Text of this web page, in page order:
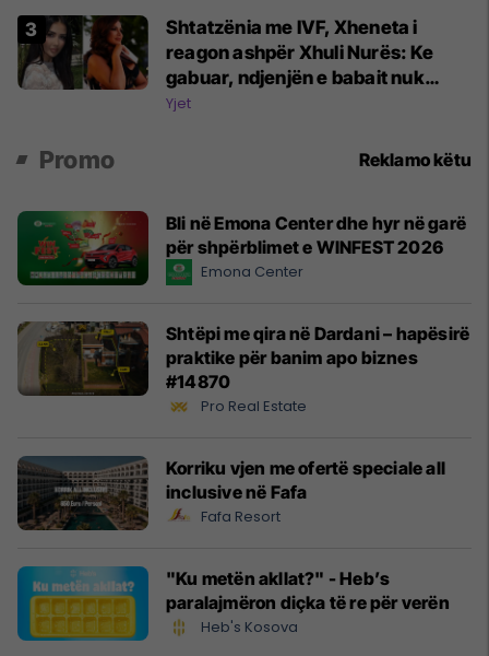
Shtatzënia me IVF, Xheneta i
reagon ashpër Xhuli Nurës: Ke
gabuar, ndjenjën e babait nuk
mund t'ia plotësosh kurrë
Yjet
Promo Reklamo këtu
Bli në Emona Center dhe hyr në garë
për shpërblimet e WINFEST 2026
Emona Center
Shtëpi me qira në Dardani – hapësirë
praktike për banim apo biznes
#14870
Pro Real Estate
Korriku vjen me ofertë speciale all
inclusive në Fafa
Fafa Resort
"Ku metën akllat?" - Heb’s
paralajmëron diçka të re për verën
Heb's Kosova